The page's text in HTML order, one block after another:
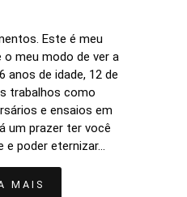
Este é meu
o meu modo de ver a
anos de idade, 12 de
trabalhos como
e ensaios em
um prazer ter você
poder eternizar...
MAIS